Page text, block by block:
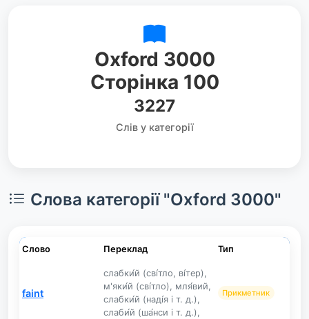
Oxford 3000
Сторінка 100
3227
Слів у категорії
Слова категорії "Oxford 3000"
Слово Переклад Тип
faint
слабки́й (сві́тло, ві́тер),
м'яки́й (сві́тло), мля́вий,
слабки́й (наді́я і т. д.),
слаби́й (ша́нси і т. д.),
Прикметник